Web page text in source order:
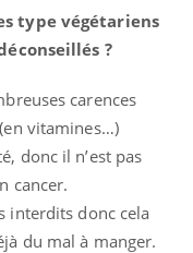
type végétariens
?
carences
vitamines…)
donc il n’est pas
cancer.
interdits donc cela
du mal à manger.